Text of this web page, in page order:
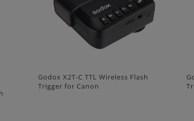
Godox X2T-S TTL Wireless Flash
Trigger for Sony